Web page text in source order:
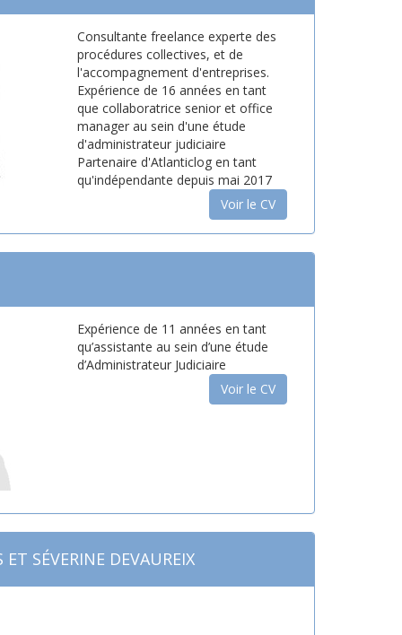
Consultante freelance experte des
procédures collectives, et de
l'accompagnement d'entreprises.
Expérience de 16 années en tant
que collaboratrice senior et office
manager au sein d'une étude
d'administrateur judiciaire
Partenaire d'Atlanticlog en tant
qu'indépendante depuis mai 2017
Voir le CV
Expérience de 11 années en tant
qu’assistante au sein d’une étude
d’Administrateur Judiciaire
Voir le CV
SÉVERINE DEVAUREIX